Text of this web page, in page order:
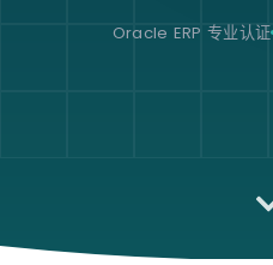
Oracle ERP 专业认证